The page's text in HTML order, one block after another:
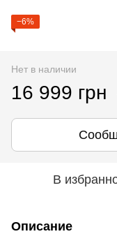
−6%
Нет в наличии
16 999 грн
В
Описание